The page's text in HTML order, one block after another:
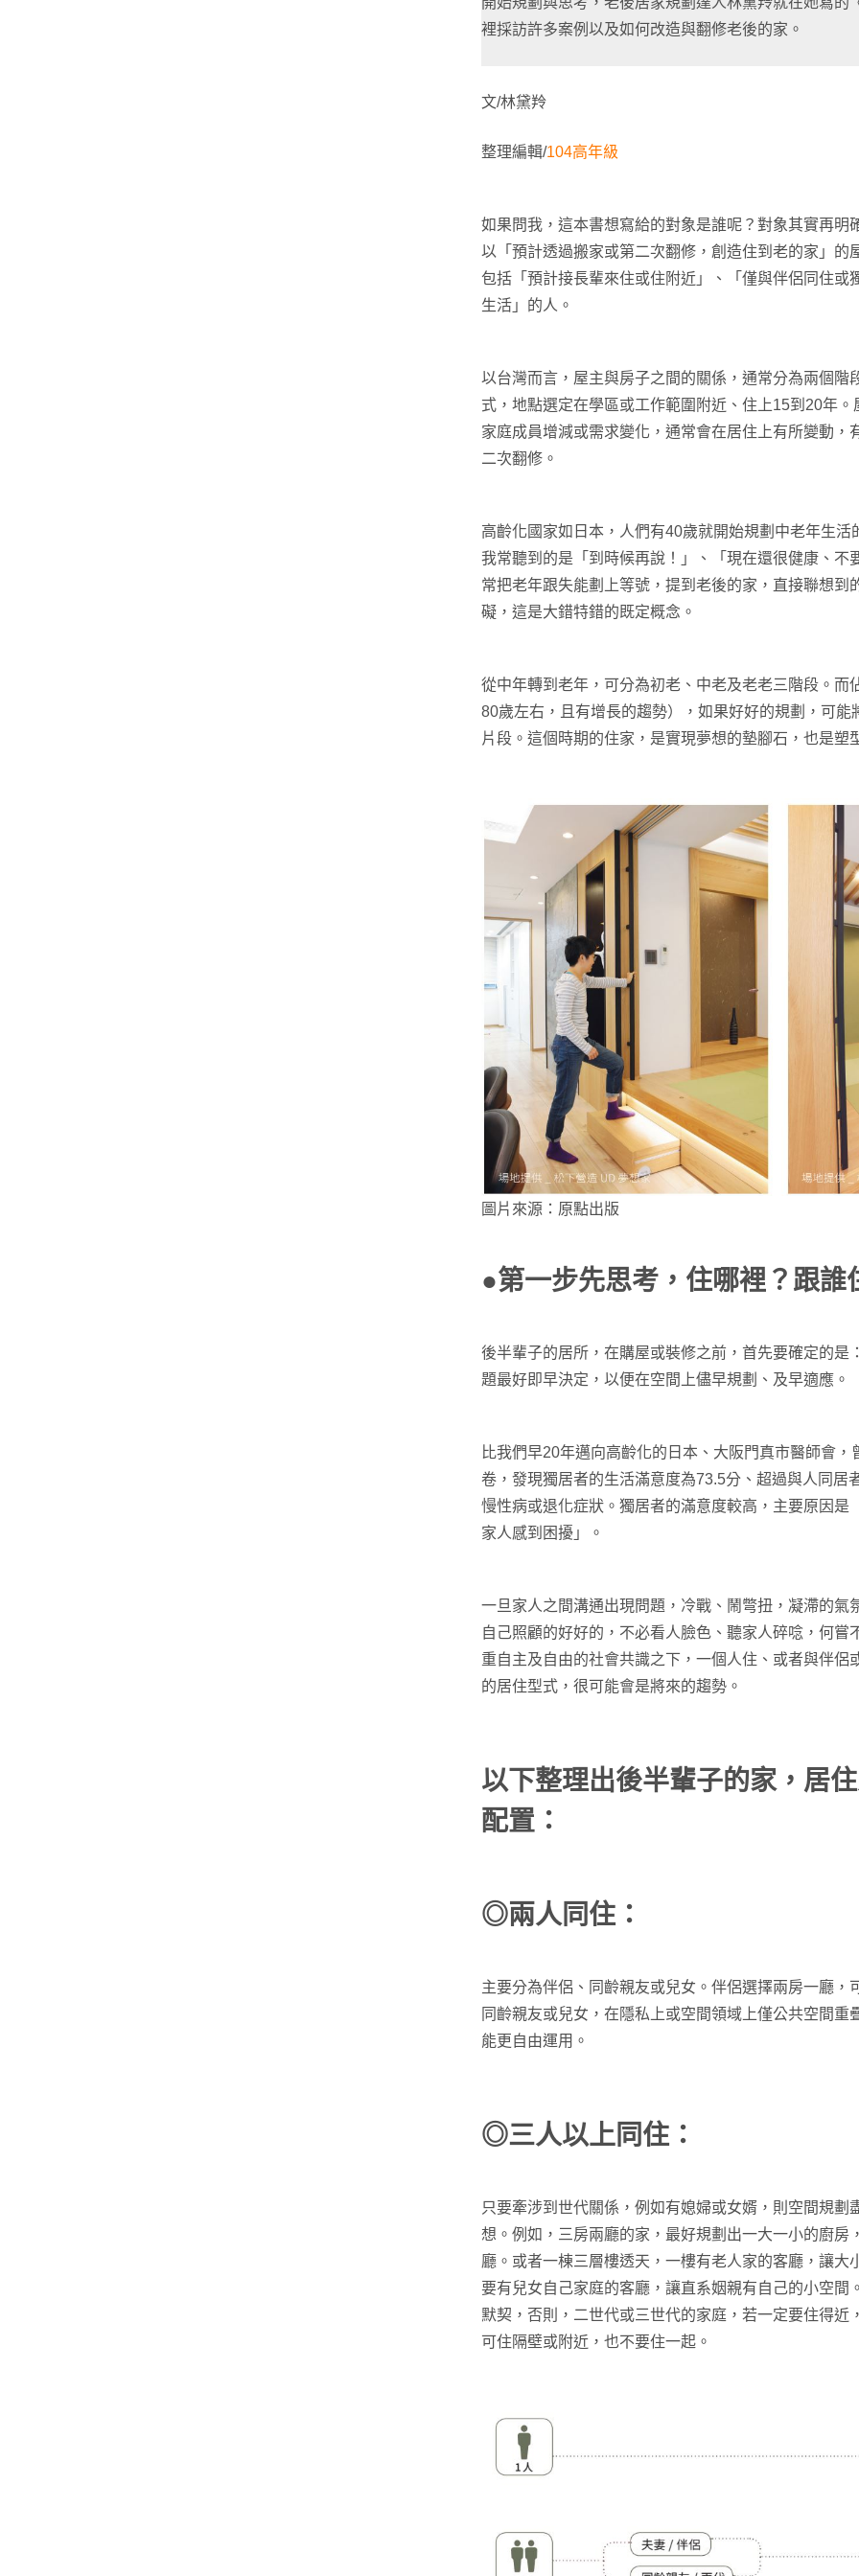
裡採訪許多案例以及如何改造與翻修老後的家。
文/林黛羚
整理編輯/104高年級
如果問我，這本書想寫給的對象是誰呢？對象其實再明
以「預計透過搬家或第二次翻修，創造住到老的家」的
包括「預計接長輩來住或住附近」、「僅與伴侶同住或
生活」的人。
以台灣而言，屋主與房子之間的關係，通常分為兩個階
式，地點選定在學區或工作範圍附近、住上15到20年
家庭成員增減或需求變化，通常會在居住上有所變動，
二次翻修。
高齡化國家如日本，人們有40歲就開始規劃中老年生
我常聽到的是「到時候再說！」、「現在還很健康、不
常把老年跟失能劃上等號，提到老後的家，直接聯想到
礙，這是大錯特錯的既定概念。
從中年轉到老年，可分為初老、中老及老老三階段。而
80歲左右，且有增長的趨勢），如果好好的規劃，可能
片段。這個時期的住家，是實現夢想的墊腳石，也是塑
圖片來源：原點出版
●第一步先思考，住哪裡？跟誰
後半輩子的居所，在購屋或裝修之前，首先要確定的是
題最好即早決定，以便在空間上儘早規劃、及早適應。
比我們早20年邁向高齡化的日本、大阪門真市醫師會
卷，發現獨居者的生活滿意度為73.5分、超過與人同居
慢性病或退化症狀。獨居者的滿意度較高，主要原因是
家人感到困擾」。
一旦家人之間溝通出現問題，冷戰、鬧彆扭，凝滯的氣
自己照顧的好好的，不必看人臉色、聽家人碎唸，何嘗
重自主及自由的社會共識之下，一個人住、或者與伴侶
的居住型式，很可能會是將來的趨勢。
以下整理出後半輩子的家，居
配置：
◎兩人同住：
主要分為伴侶、同齡親友或兒女。伴侶選擇兩房一廳，
同齡親友或兒女，在隱私上或空間領域上僅公共空間重
能更自由運用。
◎三人以上同住：
只要牽涉到世代關係，例如有媳婦或女婿，則空間規劃
想。例如，三房兩廳的家，最好規劃出一大一小的廚房
廳。或者一棟三層樓透天，一樓有老人家的客廳，讓大
要有兒女自己家庭的客廳，讓直系姻親有自己的小空間
默契，否則，二世代或三世代的家庭，若一定要住得近
可住隔壁或附近，也不要住一起。